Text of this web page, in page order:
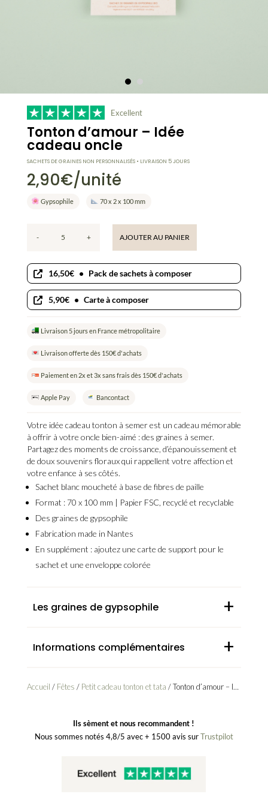
Excellent
Tonton d’amour – Idée
cadeau oncle
SACHETS DE GRAINES NON PERSONNALISÉS • LIVRAISON 5 JOURS
2,90€/unité
Gypsophile 70 x 2 x 100 mm
Votre idée cadeau tonton à semerest un cadeau mémorable
à offrir à votre oncle bien-aimé : des graines à semer.
Partagez des moments de croissance, d’épanouissement et
de doux souvenirs floraux qui rappellent votre affection et
votre enfance à ses côtés.
Sachet blanc moucheté à base de fibres de paille
Format : 70 x 100 mm | Papier FSC, recyclé et recyclable
Des graines de gypsophile
Fabrication made in Nantes
En supplément : ajoutez une carte de support pour le
sachet et une enveloppe colorée
-
Tonton
d'amour
-
Idée
oncle
+ AJOUTER AU PANIER
16,50€ • Pack de sachets à composer
5,90€ • Carte à composer
Livraison 5 jours en France métropolitaire
Livraison offerte dès 150€ d'achats
Paiement en 2x et 3x sans frais dès 150€ d'achats
Apple Pay Bancontact
Les graines de gypsophile +
Informations complémentaires +
Accueil / Fêtes / Petit cadeau tonton et tata / Tonton d’amour – Idée cadeau oncle
Ils sèment et nous recommandent !
Nous sommes notés 4,8/5 avec + 1500 avis surTrustpilot